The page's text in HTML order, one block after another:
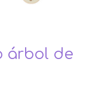
árbol de